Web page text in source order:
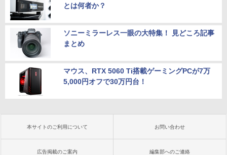
￥22,500
とは何者か？
ソニーミラーレス一眼の大特集！ 見どころ記事
まとめ
マウス、RTX 5060 Ti搭載ゲーミングPCが7万
5,000円オフで30万円台！
本サイトのご利用について お問い合わせ
広告掲載のご案内 編集部へのご連絡